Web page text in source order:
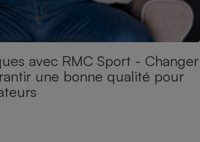
avec RMC Sport - Changer
une bonne qualité pour